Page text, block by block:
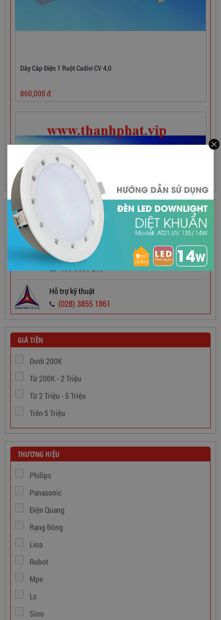
Dây Cáp Điện 1 Ruột Cadivi CV 2,5
565,000đ
Dây Cáp Điện 1 Ruột Cadivi CV 1,5
346,000
HỖ TRỢ TRỰC TUYẾN
Hotline Bán Hàng
090 9696 215 Mr Dũng
090 9696 215
090 9696 215
Hỗ trợ kỹ thuật
(028) 3855 1861
GIÁ TIỀN
Dưới 200K
Từ 200K - 2 Triệu
Từ 2 Triệu - 5 Triệu
Trên 5 Triệu
THƯƠNG HIỆU
Philips
Panasonic
Điện Quang
Rạng Đông
Lioa
Robot
Mpe
Ls
Sino